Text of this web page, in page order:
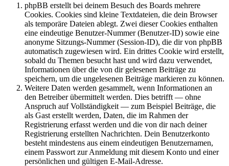
phpBB erstellt bei deinem Besuch des Boards mehrere
Cookies. Cookies sind kleine Textdateien, die dein Browser
als temporäre Dateien ablegt. Zwei dieser Cookies enthalten
eine eindeutige Benutzer-Nummer (Benutzer-ID) sowie eine
anonyme Sitzungs-Nummer (Session-ID), die dir von phpBB
automatisch zugewiesen wird. Ein drittes Cookie wird erstellt,
sobald du Themen besucht hast und wird dazu verwendet,
Informationen über die von dir gelesenen Beiträge zu
speichern, um die ungelesenen Beiträge markieren zu können.
Weitere Daten werden gesammelt, wenn Informationen an
den Betreiber übermittelt werden. Dies betrifft — ohne
Anspruch auf Vollständigkeit — zum Beispiel Beiträge, die
als Gast erstellt werden, Daten, die im Rahmen der
Registrierung erfasst werden und die von dir nach deiner
Registrierung erstellten Nachrichten. Dein Benutzerkonto
besteht mindestens aus einem eindeutigen Benutzernamen,
einem Passwort zur Anmeldung mit diesem Konto und einer
persönlichen und gültigen E-Mail-Adresse.